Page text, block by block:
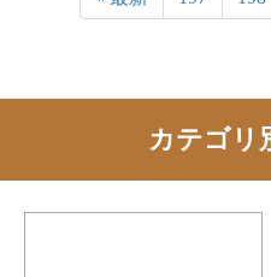
カテゴリ